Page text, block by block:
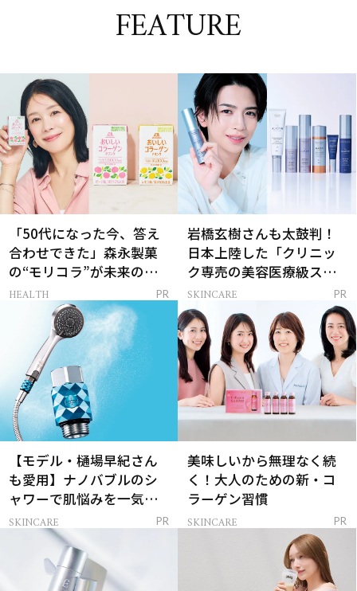
FEATURE
「50代になった今、答え
合わせできた」森永製菓
の“モリコラ”が未来のキ
レイを連れてくる！
HEALTH PR
岩橋玄樹さんも太鼓判！
日本上陸した「クリニッ
ク専売の美容医療級スキ
ンケア」
SKINCARE PR
【モデル・樋場早紀さん
も愛用】ナノバブルのシ
ャワーで肌悩みを一気に
解決
SKINCARE PR
美味しいから無理なく続
く！大人のための新・コ
ラーゲン習慣
SKINCARE PR